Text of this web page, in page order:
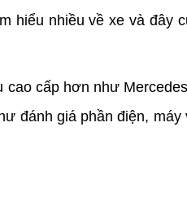
hiểu nhiều về xe và đây
cấp hơn như
đánh giá phần điện, máy